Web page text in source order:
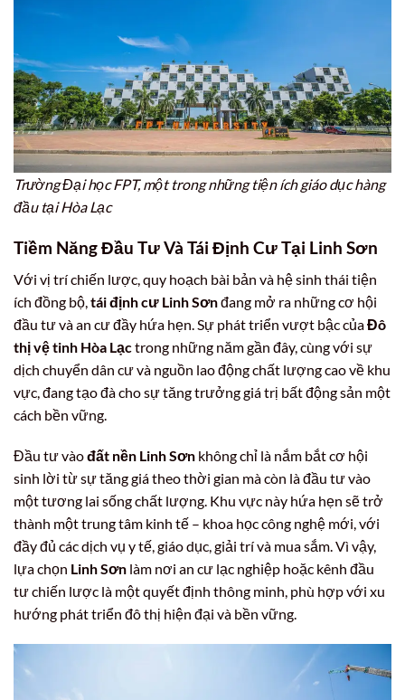
Trường Đại học FPT, một trong những tiện ích giáo dục hàng
đầu tại Hòa Lạc
Tiềm Năng Đầu Tư Và Tái Định Cư Tại Linh Sơn
Với vị trí chiến lược, quy hoạch bài bản và hệ sinh thái tiện
ích đồng bộ, tái định cư Linh Sơnđang mở ra những cơ hội
đầu tư và an cư đầy hứa hẹn. Sự phát triển vượt bậc củaĐô
thị vệ tinh Hòa Lạctrong những năm gần đây, cùng với sự
dịch chuyển dân cư và nguồn lao động chất lượng cao về khu
vực, đang tạo đà cho sự tăng trưởng giá trị bất động sản một
cách bền vững.
Đầu tư vàođất nền Linh Sơn không chỉ là nắm bắt cơ hội
sinh lời từ sự tăng giá theo thời gian mà còn là đầu tư vào
một tương lai sống chất lượng. Khu vực này hứa hẹn sẽ trở
thành một trung tâm kinh tế – khoa học công nghệ mới, với
đầy đủ các dịch vụ y tế, giáo dục, giải trí và mua sắm. Vì vậy,
lựa chọn Linh Sơn làm nơi an cư lạc nghiệp hoặc kênh đầu
tư chiến lược là một quyết định thông minh, phù hợp với xu
hướng phát triển đô thị hiện đại và bền vững.